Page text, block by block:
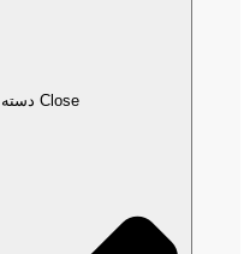
Close دسته بندی محصولات